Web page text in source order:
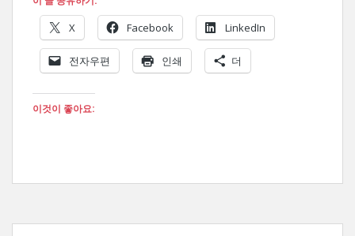
X Facebook LinkedIn
전자우편 인쇄 더
이것이 좋아요: